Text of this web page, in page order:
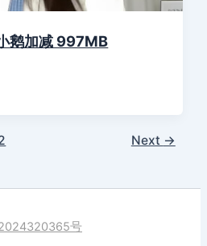
鹅加减 997MB
Next →
号